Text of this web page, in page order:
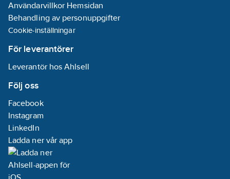
Användarvillkor Hemsidan
Behandling av personuppgifter
Cookie-inställningar
För leverantörer
Leverantör hos Ahlsell
Följ oss
Facebook
Instagram
LinkedIn
Ladda ner vår app